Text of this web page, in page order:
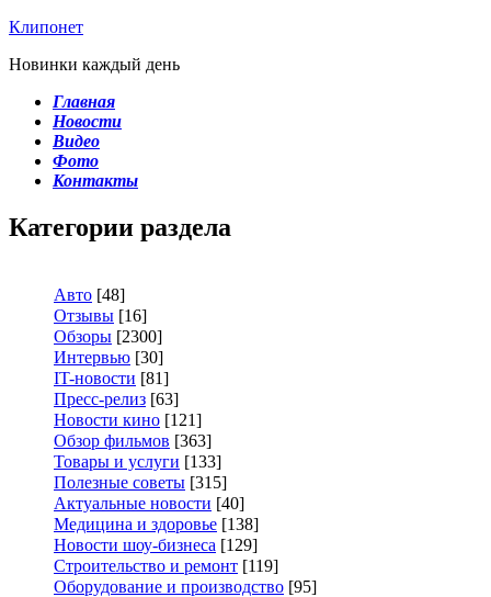
Клипонет
Новинки каждый день
Главная
Новости
Видео
Фото
Контакты
Категории раздела
Авто [48]
Отзывы [16]
Обзоры [2300]
Интервью [30]
IT-новости [81]
Пресс-релиз [63]
Новости кино [121]
Обзор фильмов [363]
Товары и услуги [133]
Полезные советы [315]
Актуальные новости [40]
Медицина и здоровье [138]
Новости шоу-бизнеса [129]
Строительство и ремонт [119]
Оборудование и производство [95]